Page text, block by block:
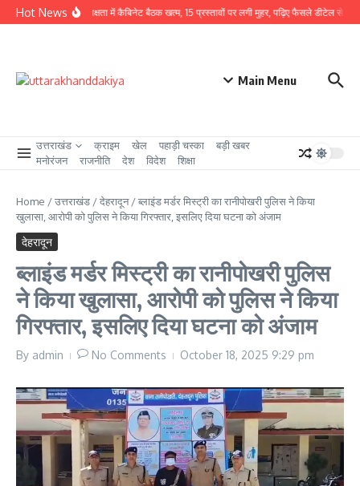
Skip to content
Hot News
CM धामी की अध्यक्षता में कैबिनेट बैठक खत्म, 15 प्रस्तावों पर लगी मुहर, पढ़िए फैसले डीटेल से
Main Menu
उत्तराखंड क्राइम खेल पहाड़ी चस्का
बड़ी खबर
मनोरंजन
राजनीति देश विदेश शिक्षा
Home /उत्तराखंड /देहरादून/ब्लाइंड मर्डर मिस्ट्री का रानीपोखरी पुलिस ने किया
खुलासा, आरोपी को पुलिस ने किया गिरफ्तार, इसलिए दिया घटना को अंजाम
देहरादून
ब्लाइंड मर्डर मिस्ट्री का रानीपोखरी पुलिस
ने किया खुलासा, आरोपी को पुलिस ने किया
गिरफ्तार, इसलिए दिया घटना को अंजाम
By admin No Comments October 18, 2025 9:29 pm